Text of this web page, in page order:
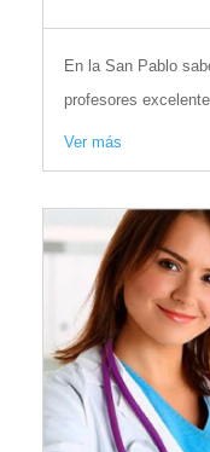
En la San Pablo
profesores
Ver más